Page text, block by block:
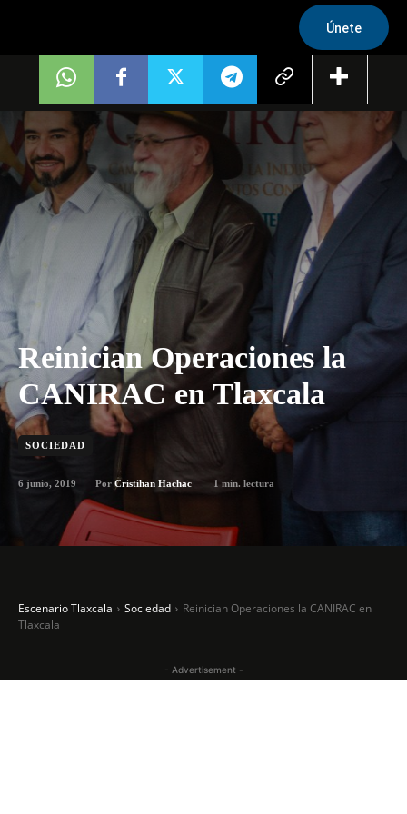
Únete
Reinician Operaciones la
CANIRAC en Tlaxcala
SOCIEDAD
6 junio, 2019 Por Cristihan Hachac 1 min. lectura
Escenario Tlaxcala Sociedad
Reinician Operaciones la CANIRAC en
Tlaxcala
- Advertisement -